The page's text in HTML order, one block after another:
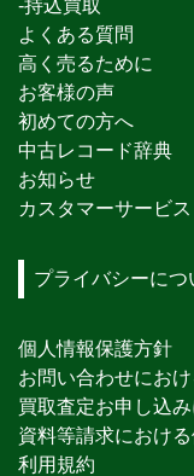
-持込買取
よくある質問
高く売るために
お客様の声
初めての方へ
中古レコード辞典
お知らせ
カスタマーサービス
プライバシーに
個人情報保護方針
お問い合わせにお
買取査定お申し込
資料等請求におけ
利用規約